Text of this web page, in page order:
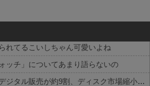
いく家族の物語。
れてるこいしちゃん可愛いよね
ッチ」についてあまり語らないの
【朗報】カプコン「デジタル販売が約9割、ディスク市場縮小の大きな影響は想定していない」